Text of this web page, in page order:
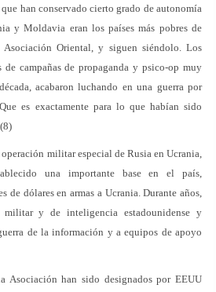
han conservado cierto grado de autonomía
y Moldavia eran los países más pobres de
Oriental, y siguen siéndolo. Los
de campañas de propaganda y psico-op muy
acabaron luchando en una guerra por
es exactamente para lo que habían sido
militar especial de Rusia en Ucrania,
una importante base en el país,
de dólares en armas a Ucrania. Durante años,
y de inteligencia estadounidense y
de la información y a equipos de apoyo
Asociación han sido designados por EEUU